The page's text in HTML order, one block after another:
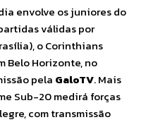
envolve os juniores do
válidas por
o Corinthians
Belo Horizonte, no
pela GaloTV. Mais
Sub-20 medirá forças
com transmissão